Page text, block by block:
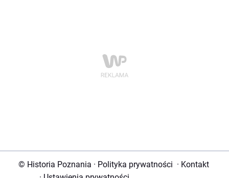
© Historia Poznania · Polityka prywatności · Kontakt